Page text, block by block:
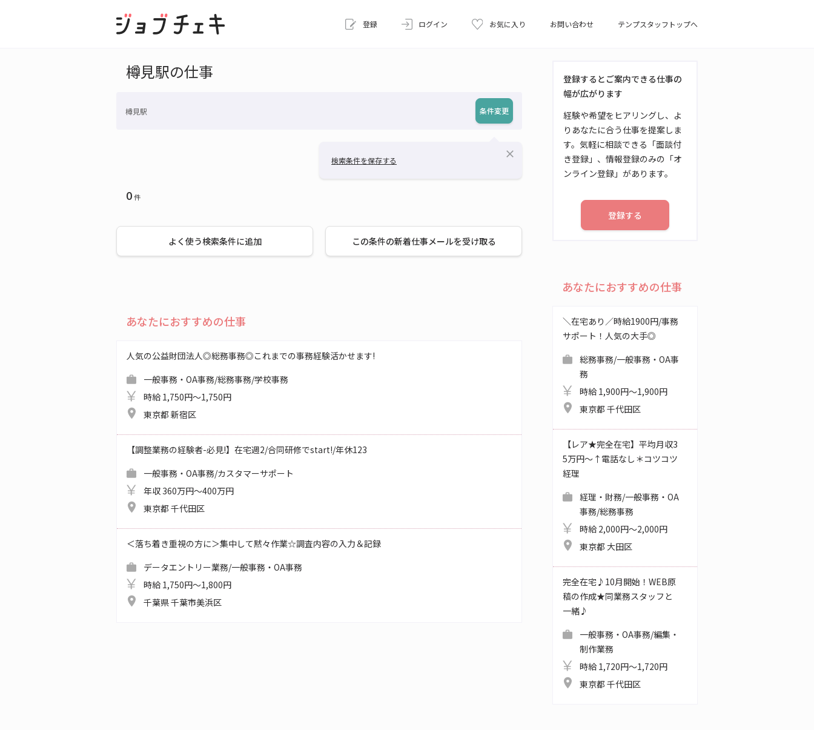
登録 ログイン お気に入り お問い合わせ テンプスタッフトップへ
樽見駅の仕事
樽見駅 条件変更
検索条件を保存する
close
0件
よく使う検索条件に追加 この条件の新着仕事メールを受け取る
あなたにおすすめの仕事
人気の公益財団法人◎総務事務◎これまでの事務経験活かせます!
一般事務・OA事務/総務事務/学校事務
時給 1,750円～1,750円
東京都 新宿区
【調整業務の経験者-必見!】在宅週2/合同研修でstart!/年休123
一般事務・OA事務/カスタマーサポート
年収 360万円～400万円
東京都 千代田区
＜落ち着き重視の方に＞集中して黙々作業☆調査内容の入力＆記録
データエントリー業務/一般事務・OA事務
時給 1,750円～1,800円
千葉県 千葉市美浜区
登録するとご案内できる仕事の
幅が広がります
経験や希望をヒアリングし、よ
りあなたに合う仕事を提案しま
す。気軽に相談できる「面談付
き登録」、情報登録のみの「オ
ンライン登録」があります。
登録する
あなたにおすすめの仕事
＼在宅あり／時給1900円/事務
サポート！人気の大手◎
総務事務/一般事務・OA事
務
時給 1,900円～1,900円
東京都 千代田区
【レア★完全在宅】平均月収3
5万円～↑電話なし＊コツコツ
経理
経理・財務/一般事務・OA
事務/総務事務
時給 2,000円～2,000円
東京都 大田区
完全在宅♪10月開始！WEB原
稿の作成★同業務スタッフと
一緒♪
一般事務・OA事務/編集・
制作業務
時給 1,720円～1,720円
東京都 千代田区